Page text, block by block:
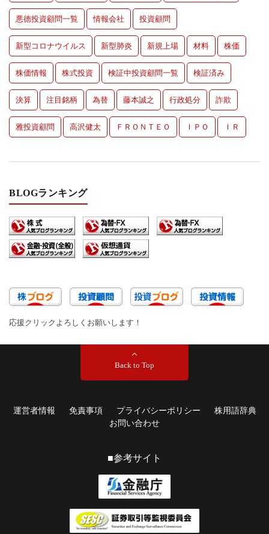
悪徳投資顧問一覧 情報会社 投資顧問
新型コロナウイルス 新型肺炎 新規上場 材料 株価
株価情報 株式投資 検証中投資顧問一覧 検証済み
決算 注目銘柄 為替 藤本誠之 行政処分 詐欺
雅投資顧問 高沢健太 ＦＲＯＮＴＥＯ ＩＰＯ ＩＲ
BLOGランキング
応援クリックよろしくお願いします！
Back to Top
運営者情報 免責事項 プライバシーポリシー
株用語辞典
お問い合わせ
■参考サイト